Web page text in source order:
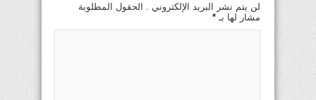
لن يتم نشر البريد الإلكتروني . الحقول المطلوبة
مشار لها بـ *